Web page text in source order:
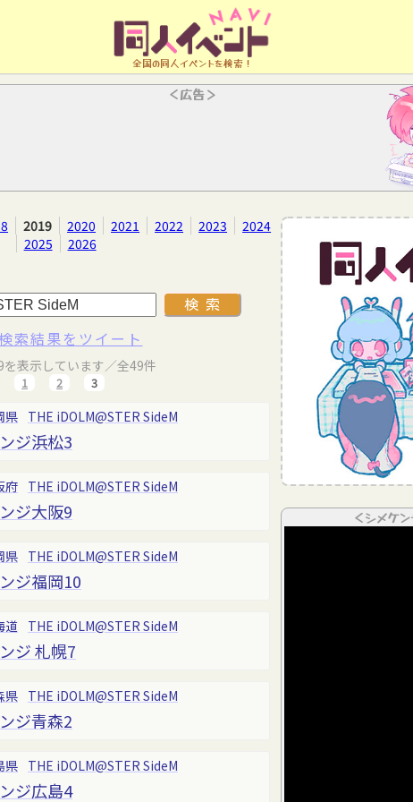
全国の同人イベントを検索！
＜広告＞
2019 2020 2021 2022 2023
2024
2025
2026
索結果をツイート
を表示しています／全49件
1 2 3
県 THE iDOLM@STER SideM
ジ浜松3
府 THE iDOLM@STER SideM
ジ大阪9
県 THE iDOLM@STER SideM
ジ福岡10
道 THE iDOLM@STER SideM
ジ 札幌7
県 THE iDOLM@STER SideM
ジ青森2
県 THE iDOLM@STER SideM
ジ広島4
＜シメケ